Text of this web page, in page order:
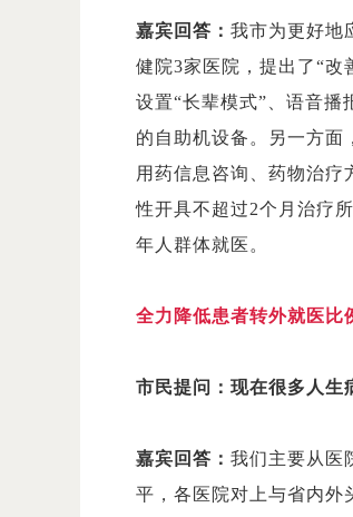
嘉宾回答： 我市为更好地
健院3家医院，提出了“改
设置“长辈模式”、语音播
的自助机设备。另一方面
用药信息咨询、药物治
性开具不超过2个月治疗
年人群体就医。
全力降低患者转外就医比
市民提问：现在很多人生
嘉宾回答： 我们主要从医
平，各医院对上与省内外